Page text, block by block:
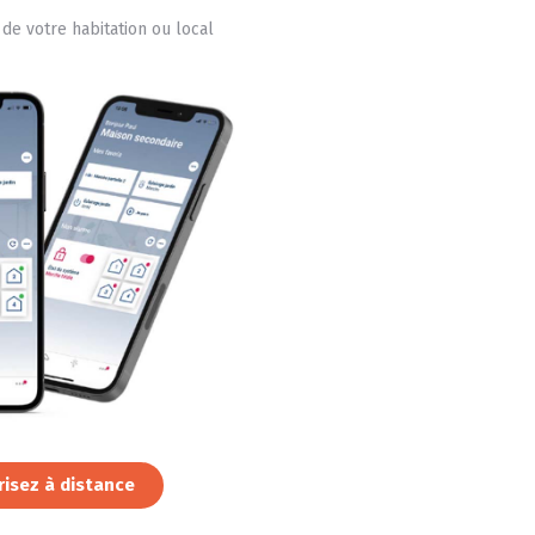
votre habitation ou local
à distance